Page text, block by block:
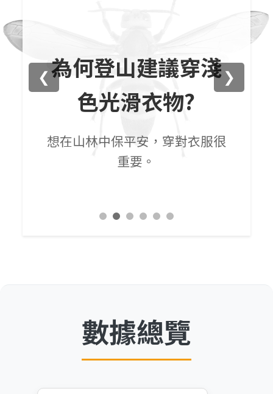
為何登山建議穿淺
色光滑衣物?
想在山林中保平安，穿對衣服很
重要。
❮ ❯
數據總覽